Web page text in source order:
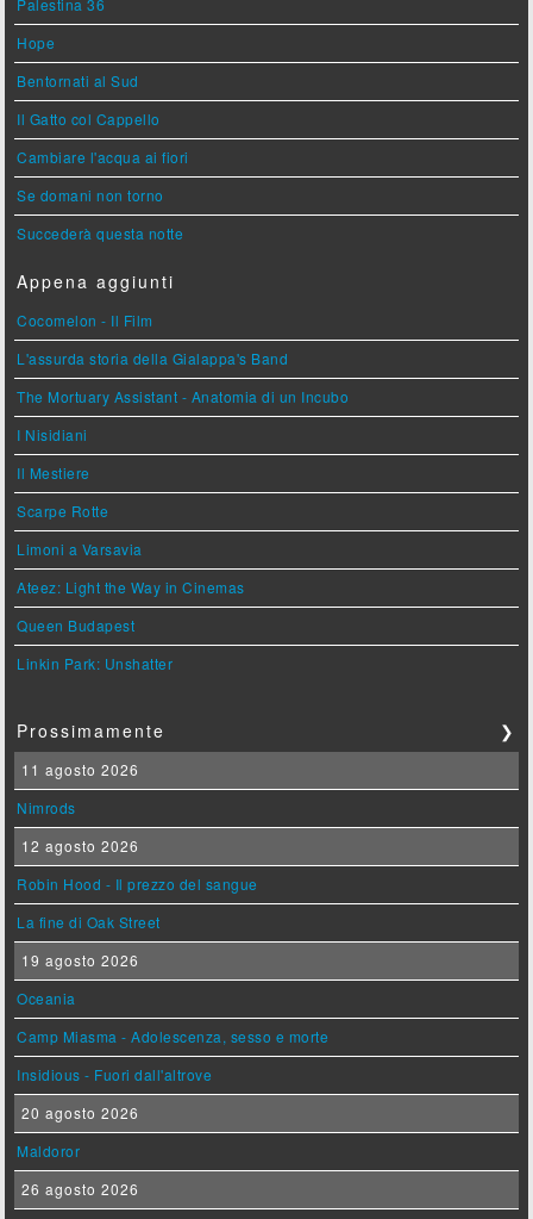
Palestina 36
Hope
Bentornati al Sud
Il Gatto col Cappello
Cambiare l'acqua ai fiori
Se domani non torno
Succederà questa notte
Appena aggiunti
Cocomelon - Il Film
L'assurda storia della Gialappa's Band
The Mortuary Assistant - Anatomia di un Incubo
I Nisidiani
Il Mestiere
Scarpe Rotte
Limoni a Varsavia
Ateez: Light the Way in Cinemas
Queen Budapest
Linkin Park: Unshatter
Prossimamente ❯
11 agosto 2026
Nimrods
12 agosto 2026
Robin Hood - Il prezzo del sangue
La fine di Oak Street
19 agosto 2026
Oceania
Camp Miasma - Adolescenza, sesso e morte
Insidious - Fuori dall'altrove
20 agosto 2026
Maldoror
26 agosto 2026